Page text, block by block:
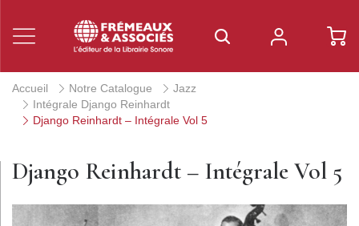
Accueil Notre Catalogue
Jazz
Intégrale Django Reinhardt
Django Reinhardt – Intégrale Vol 5
Django Reinhardt – Intégrale Vol 5